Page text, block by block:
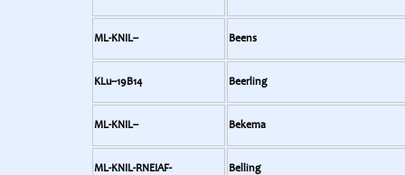
ML-KNIL-- Beens
KLu--19B14 Beerling
ML-KNIL-- Bekema
ML-KNIL-RNEIAF- Belling